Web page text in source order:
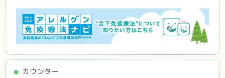
カウンター